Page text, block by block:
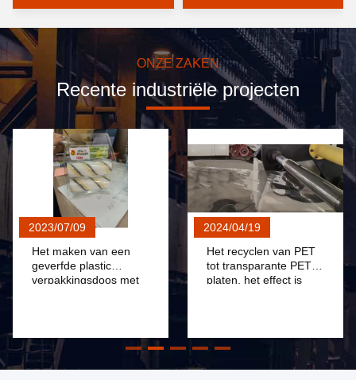
ONZE ZAKEN
Recente industriële projecten
2023/07/09
Het maken van een
geverfde plastic
verpakkingsdoos met
2024/04/19
Het recyclen van PET
tot transparante PET-
platen, het effect is